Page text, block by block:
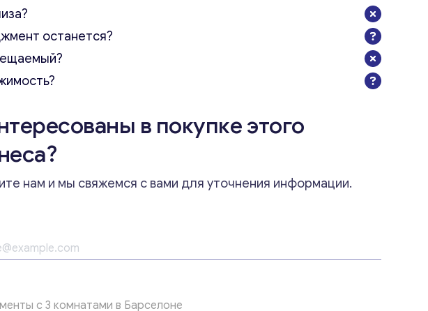
останется?
в покупке этого
нам и мы свяжемся с вами для уточнения информации.